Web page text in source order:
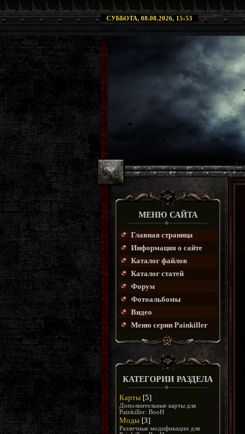
СУББОТА, 08.08.2026, 15:53
МЕНЮ САЙТА
Главная страница
Информация о сайте
Каталог файлов
Каталог статей
Форум
Фотоальбомы
Видео
Меню серии Painkiller
КАТЕГОРИИ РАЗДЕЛА
Карты [5]
Дополнительные карты для
Painkiller: BooH
Моды [3]
Различные модификации для